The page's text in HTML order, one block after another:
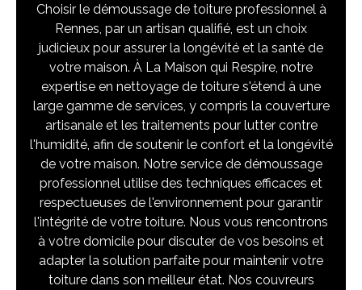
Choisir le démoussage de toiture professionnel à
Rennes, par un artisan qualifié, est un choix
judicieux pour assurer la longévité et la santé de
votre maison. À La Maison qui Respire, notre
expertise en nettoyage de toiture s'étend à une
large gamme de services, y compris la couverture
artisanale et les traitements pour lutter contre
l'humidité, afin de soutenir le confort et la longévité
de votre maison. Notre service de démoussage
professionnel utilise des techniques efficaces et
respectueuses de l'environnement pour garantir
l'intégrité de votre toiture. Nous vous rencontrons
à votre domicile pour discuter de vos besoins et
adapter la solution parfaite pour maintenir votre
toiture dans son meilleur état. Nos couvreurs